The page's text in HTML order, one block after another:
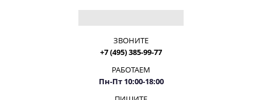
ЗВОНИТЕ
+7 (495) 385-99-77
РАБОТАЕМ
Пн-Пт 10:00-18:00